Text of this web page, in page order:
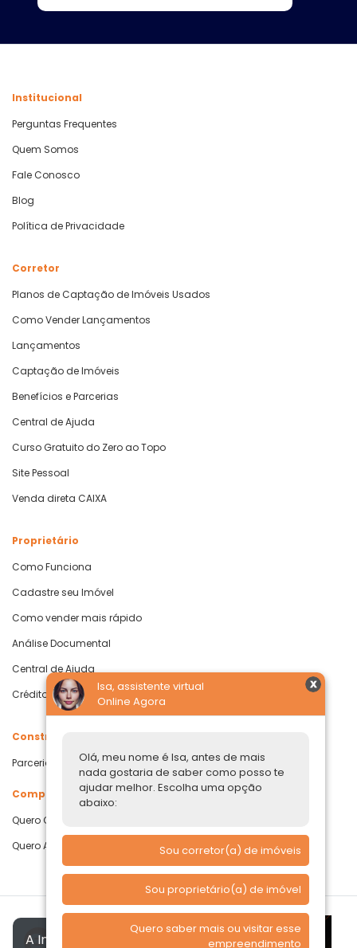
Isa, assistente virtual
Online Agora
Olá, meu nome é Isa, antes de mais
nada gostaria de saber como posso te
ajudar melhor. Escolha uma opção
abaixo:
Sou corretor(a) de imóveis
Sou proprietário(a) de imóvel
Quero saber mais ou visitar esse
empreendimento
Institucional
Perguntas Frequentes
Quem Somos
Fale Conosco
Blog
Política de Privacidade
Corretor
Planos de Captação de Imóveis Usados
Como Vender Lançamentos
Lançamentos
Captação de Imóveis
Benefícios e Parcerias
Central de Ajuda
Curso Gratuito do Zero ao Topo
Site Pessoal
Venda direta CAIXA
Proprietário
Como Funciona
Cadastre seu Imóvel
Como vender mais rápido
Análise Documental
Central de Ajuda
Crédito com Garantia de Imóvel
Construtoras
Parcerias Imobiliárias
Comprar ou alugar
Quero Comprar
Quero Alugar
A Imóvelp utiliza cookies para